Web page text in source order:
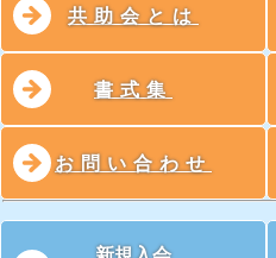
共助会とは
書式集
お問い合わせ